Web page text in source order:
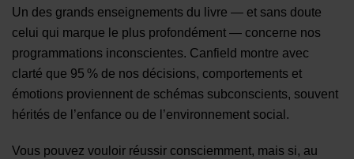
Un des grands enseignements du livre — et sans doute
celui qui marque le plus profondément — concerne nos
programmations inconscientes. Canfield montre avec
clarté que 95 % de nos décisions, comportements et
émotions proviennent de schémas subconscients, souvent
hérités de l’enfance ou de l’environnement social.
Vous pouvez vouloir réussir consciemment, mais si, au